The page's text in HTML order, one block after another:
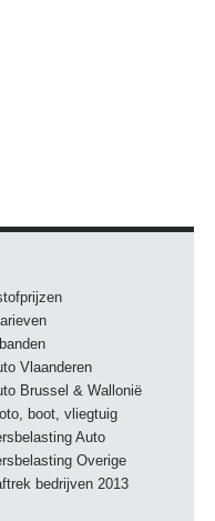
Vlaanderen
Brussel & Wallonië
boot, vliegtuig
Auto
Overige
bedrijven 2013